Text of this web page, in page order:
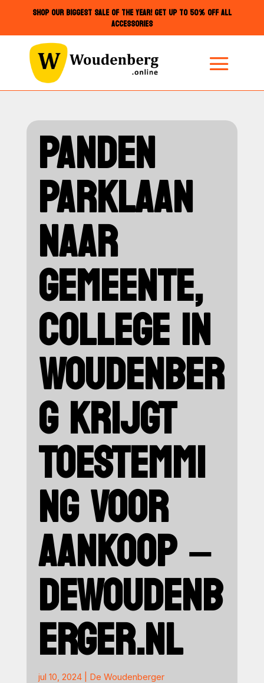
SHOP OUR BIGGEST SALE OF THE YEAR! GET UP TO 50% OFF ALL
ACCESSORIES
PANDEN
PARKLAAN
NAAR
GEMEENTE,
COLLEGE IN
WOUDENBER
G KRIJGT
TOESTEMMI
NG VOOR
AANKOOP –
DEWOUDENB
ERGER.NL
jul 10, 2024| De Woudenberger